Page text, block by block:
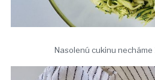
Nasolenú cukinu